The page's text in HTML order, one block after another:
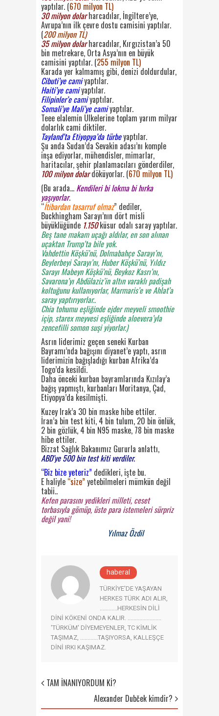
yaptılar. (670 milyon TL)
30 milyon dolar harcadılar, İngiltere’ye,
Avrupa’nın ilk çevre dostu camisini yaptılar.
(200 milyon TL)
35 milyon dolarharcadılar, Kırgızistan’a 50
bin metrekare, Orta Asya’nın en büyük
camisini yaptılar. (255 milyon TL)
Karada yer kalmamış gibi, denizi doldurdular,
Cibuti’ye camiyaptılar.
Haiti’ye camiyaptılar.
Filipinler’e camiyaptılar.
Somali’ye Mali’ye camiyaptılar.
Teee elalemin Ülkelerine toplam yarım milyar
dolarlık cami diktiler.
Tayland’ta Etiyopya’da türbeyaptılar.
Şu anda Sudan’da Sevakin adası’nı komple
inşa ediyorlar, mühendisler, mimarlar,
haritacılar, şehir planlamacıları gönderdiler,
100 milyon dolardöküyorlar. (670 milyon TL)
(Bu arada… Kendileri bi lokma bi hırka
yaşıyorlar.
“İtibardan tasarruf olmaz” dediler,
Buckhingham Sarayı’nın dört misli
büyüklüğünde 1.150küsur odalı saray yaptılar.
Beş tane makam uçağı aldılar, en son alınan
uçaktan Trump’ta bile yok.
Vahdettin Köşkü’nü, Dolmabahçe Sarayı’nı,
Beylerbeyi Sarayı’nı, Huber Köşkü’nü, Yıldız
Sarayı Mabeyn Köşkü’nü, Beykoz Kasrı’nı,
Savarona’yı Abdülaziz’in altın varaklı padişah
koltuğunu kullanıyorlar, Marmaris’e ve Ahlat’a
saray yaptırıyorlar..
Chia tohumu eşliğinde ejder meyveli smoothie
içip, starex meyvesi eşliğinde aloevera’yla
zencefilli somon suşi yiyorlar.)
Asrın liderimiz geçen seneki Kurban
Bayramı’nda bağışını diyanet’e yaptı, asrın
liderimizin bağışladığı kurban Afrika’da
Togo’da kesildi.
Daha önceki kurban bayramlarında Kızılay’a
bağış yapmıştı, kurbanları Moritanya, Çad,
Etiyopya’da kesilmişti.
Kuzey Irak’a 30 bin maske hibe ettiler.
İran’a bin test kiti, 4 bin tulum, 20 bin önlük,
2 bin gözlük, 4 bin N95 maske, 78 bin maske
hibe ettiler.
Bizzat Sağlık Bakanımız Gururla anlattı,
ABD’ye 500 bin test kiti verdiler.
“Biz bize yeteriz” dedikleri, işte bu.
E haliyle “size” yetebilmeleri mümkün değil
tabii..
Kefen parasını yedikleri milleti, ceset
torbasıyla gömüp, üste para istemeleri sürpriz
değil yani!
Yılmaz Özdil
haberal
TÜRKİYE'DE YAŞAYAN
HERKES TÜRK ADI ALIR,
............HERKESİN DİLİ
DİNİ KÖKENİ ONDA KALIR. .......................
'TÜRKÜM' DİYEMEYENLER, TC KİMLİK
TAŞIMAZ, ............TAŞIYORSA, KALLEŞÇE
DİNİ IRKI KAŞIMAZ.
TAM İNANIYORDUM Kİ?
Alexander Dubček kimdir?